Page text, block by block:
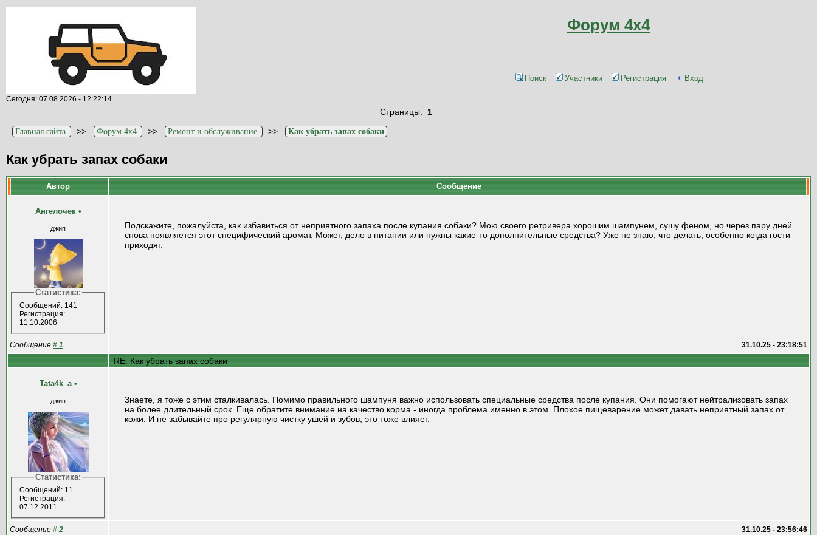
Форум 4x4
Поиск Участники Регистрация Вход
Сегодня: 07.08.2026 - 12:22:14
Страницы: 1
Главная сайта >> Форум 4x4 >> Ремонт и обслуживание >> Как убрать запах собаки
Как убрать запах собаки
Автор Сообщение
Ангелочек •
джип
Статистика:
Сообщений: 141
Регистрация:
11.10.2006
Подскажите, пожалуйста, как избавиться от неприятного запаха после купания собаки? Мою своего ретривера хорошим шампунем, сушу феном, но через пару дней
снова появляется этот специфический аромат. Может, дело в питании или нужны какие-то дополнительные средства? Уже не знаю, что делать, особенно когда гости
приходят.
Сообщение # 1 31.10.25 - 23:18:51
RE: Как убрать запах собаки
Tata4k_a •
джип
Статистика:
Сообщений: 11
Регистрация:
07.12.2011
Знаете, я тоже с этим сталкивалась. Помимо правильного шампуня важно использовать специальные средства после купания. Они помогают нейтрализовать запах
на более длительный срок. Еще обратите внимание на качество корма - иногда проблема именно в этом. Плохое пищеварение может давать неприятный запах от
кожи. И не забывайте про регулярную чистку ушей и зубов, это тоже влияет.
Сообщение # 2 31.10.25 - 23:56:46